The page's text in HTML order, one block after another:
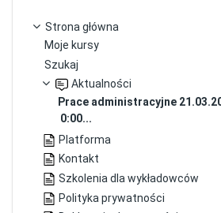
Strona główna
Moje kursy
Szukaj
Aktualności
Prace administracyjne
0:00...
Platforma
Kontakt
Szkolenia dla wykładowców
Polityka prywatności